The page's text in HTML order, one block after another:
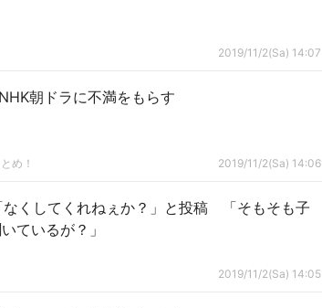
2019/11/2(Sa) 14:07
朝ドラに不満をもらす
め！ 2019/11/2(Sa) 14:06
なくしてくれねぇか？」と投稿 「そもそも子
ているが？」
2019/11/2(Sa) 14:05